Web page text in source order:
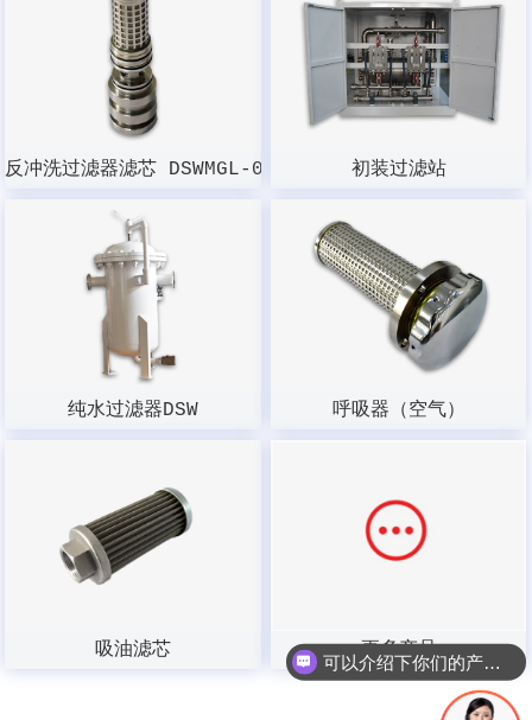
反冲洗过滤器滤芯 DSWMGL-003W-100 初装过滤站
纯水过滤器DSW 呼吸器（空气）
吸油滤芯 更多产品
可以介绍下你们的产品么？